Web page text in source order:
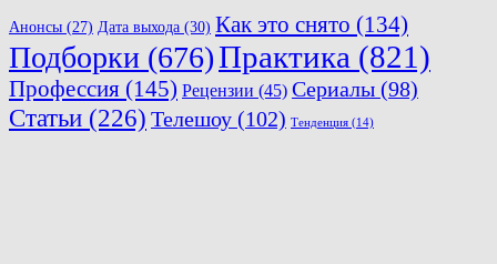
Анонсы (27) Дата выхода (30) Как это снято (134)
Подборки (676)Практика (821)
Профессия (145) Рецензии (45) Сериалы (98)
Статьи (226) Телешоу (102) Тенденция (14)